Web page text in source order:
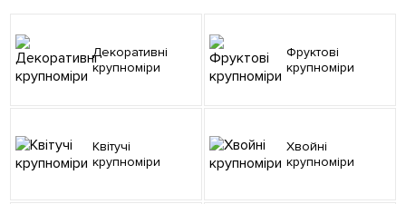
Декоративні
крупноміри
Фруктові
крупноміри
Квітучі
крупноміри
Хвойні
крупноміри